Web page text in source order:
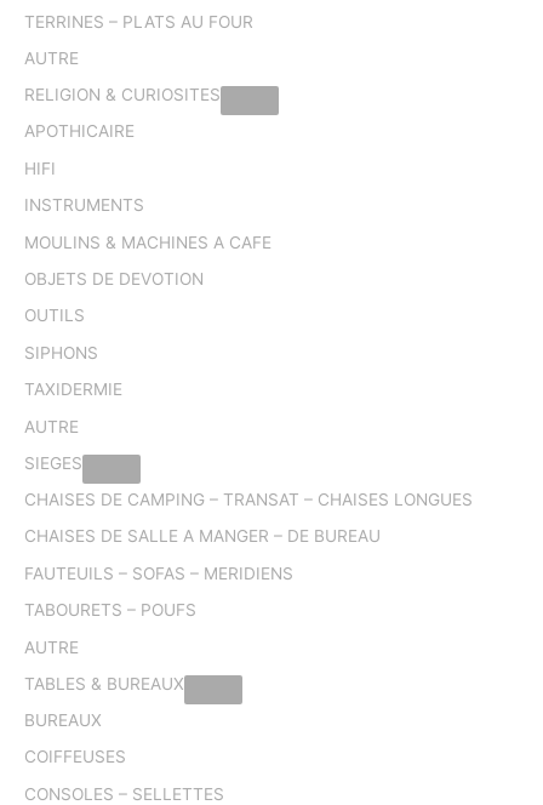
TERRINES – PLATS AU FOUR
AUTRE
RELIGION & CURIOSITES
APOTHICAIRE
HIFI
INSTRUMENTS
MOULINS & MACHINES A CAFE
OBJETS DE DEVOTION
OUTILS
SIPHONS
TAXIDERMIE
AUTRE
SIEGES
CHAISES DE CAMPING – TRANSAT – CHAISES LONGUES
CHAISES DE SALLE A MANGER – DE BUREAU
FAUTEUILS – SOFAS – MERIDIENS
TABOURETS – POUFS
AUTRE
TABLES & BUREAUX
BUREAUX
COIFFEUSES
CONSOLES – SELLETTES